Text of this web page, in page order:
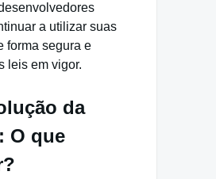
a utilizar suas
forma segura e
leis em vigor.
da
O que